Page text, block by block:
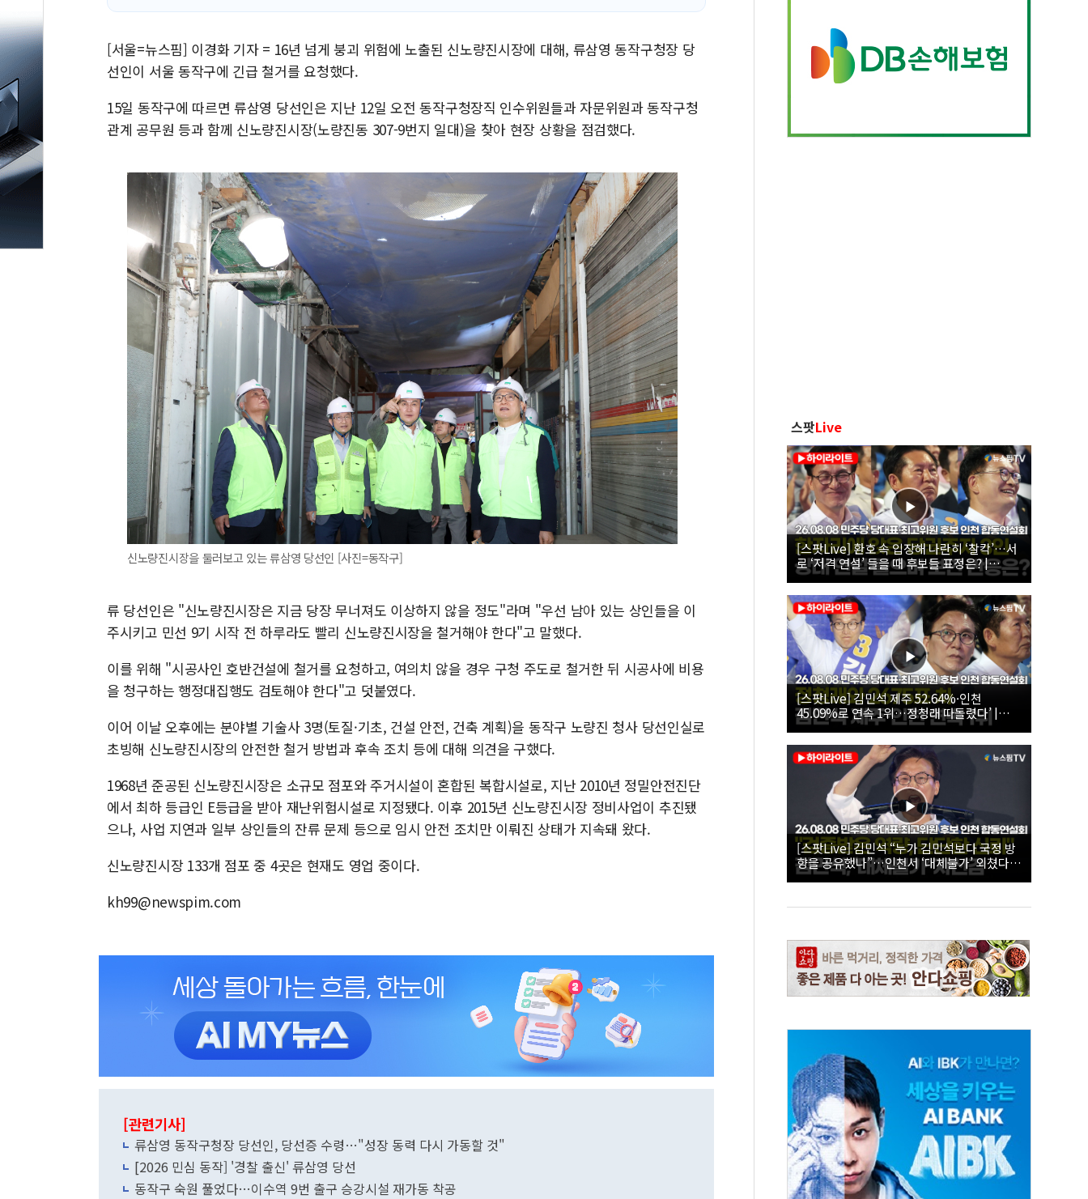
[서울=뉴스핌] 이경화 기자 = 16년 넘게 붕괴 위험에 노출된 신노량진시장에 대해, 류삼영 동작구청장 당
선인이 서울 동작구에 긴급 철거를 요청했다.
15일 동작구에 따르면 류삼영 당선인은 지난 12일 오전 동작구청장직 인수위원들과 자문위원과 동작구청
관계 공무원 등과 함께 신노량진시장(노량진동 307-9번지 일대)을 찾아 현장 상황을 점검했다.
신노량진시장을 둘러보고 있는 류삼영 당선인 [사진=동작구]
류 당선인은 "신노량진시장은 지금 당장 무너져도 이상하지 않을 정도"라며 "우선 남아 있는 상인들을 이
주시키고 민선 9기 시작 전 하루라도 빨리 신노량진시장을 철거해야 한다"고 말했다.
이를 위해 "시공사인 호반건설에 철거를 요청하고, 여의치 않을 경우 구청 주도로 철거한 뒤 시공사에 비용
을 청구하는 행정대집행도 검토해야 한다"고 덧붙였다.
이어 이날 오후에는 분야별 기술사 3명(토질·기초, 건설 안전, 건축 계획)을 동작구 노량진 청사 당선인실로
초빙해 신노량진시장의 안전한 철거 방법과 후속 조치 등에 대해 의견을 구했다.
1968년 준공된 신노량진시장은 소규모 점포와 주거시설이 혼합된 복합시설로, 지난 2010년 정밀안전진단
에서 최하 등급인 E등급을 받아 재난위험시설로 지정됐다. 이후 2015년 신노량진시장 정비사업이 추진됐
으나, 사업 지연과 일부 상인들의 잔류 문제 등으로 임시 안전 조치만 이뤄진 상태가 지속돼 왔다.
신노량진시장 133개 점포 중 4곳은 현재도 영업 중이다.
kh99@newspim.com
[관련기사]
류삼영 동작구청장 당선인, 당선증 수령…"성장 동력 다시 가동할 것"
[2026 민심 동작] '경찰 출신' 류삼영 당선
동작구 숙원 풀었다…이수역 9번 출구 승강시설 재가동 착공
스팟Live
[스팟Live] 환호 속 입장해 나란히 ‘찰칵’…서
로 ‘저격 연설’ 들을 때 후보들 표정은? |
26.08.08 더불어민주당 당대표·최고위원 후
보 인천 합동연설회
[스팟Live] 김민석 제주 52.64%·인천
45.09%로 연속 1위…정청래 따돌렸다’ |
26.08.08 더불어민주당 당대표·최고위원 후
보 인천 합동연설회
[스팟Live] 김민석 “누가 김민석보다 국정 방
향을 공유했나”…인천서 ‘대체불가’ 외쳤다 |
26.08.08 더불어민주당 당대표·최고위원 후